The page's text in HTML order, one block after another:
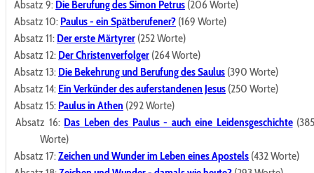
Absatz 9: Die Berufung des Simon Petrus (206 Worte)
Absatz 10: Paulus - ein Spätberufener? (169 Worte)
Absatz 11: Der erste Märtyrer (252 Worte)
Absatz 12: Der Christenverfolger (264 Worte)
Absatz 13: Die Bekehrung und Berufung des Saulus (390 Worte)
Absatz 14: Ein Verkünder des auferstandenen Jesus (250 Worte)
Absatz 15: Paulus in Athen (292 Worte)
Absatz 16: Das Leben des Paulus - auch eine Leidensgeschichte
Worte)
Absatz 17:Zeichen und Wunder im Leben eines Apostels (432 Worte)